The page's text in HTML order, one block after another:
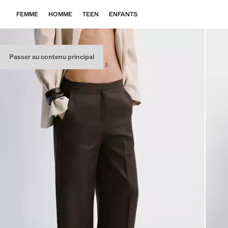
Passer au contenu principal
FEMME HOMME TEEN ENFANTS